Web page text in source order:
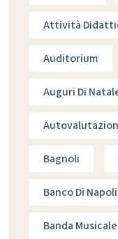
Attività
Auditorium
Auguri Di
Bagnoli
Banco Di Napoli
Banda Musicale